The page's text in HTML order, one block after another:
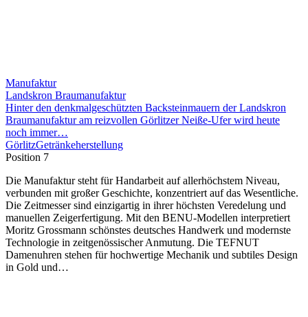
Manufaktur
Landskron Braumanufaktur
Hinter den denkmalgeschützten Backsteinmauern der Landskron
Braumanufaktur am reizvollen Görlitzer Neiße-Ufer wird heute
noch immer…
GörlitzGetränkeherstellung
Position 7
Die Manufaktur steht für Handarbeit auf allerhöchstem Niveau,
verbunden mit großer Geschichte, konzentriert auf das Wesentliche.
Die Zeitmesser sind einzigartig in ihrer höchsten Veredelung und
manuellen Zeigerfertigung. Mit den BENU-Modellen interpretiert
Moritz Grossmann schönstes deutsches Handwerk und modernste
Technologie in zeitgenössischer Anmutung. Die TEFNUT
Damenuhren stehen für hochwertige Mechanik und subtiles Design
in Gold und…